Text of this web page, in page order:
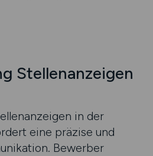
Stellenanzeigen
in der
eine präzise und
Bewerber